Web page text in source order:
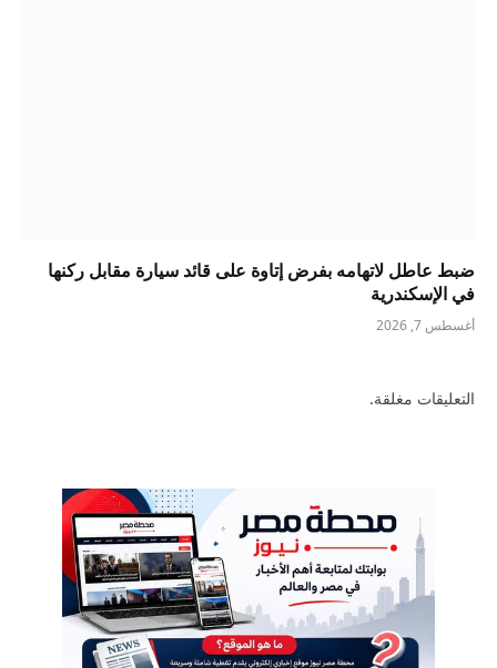
ضبط عاطل لاتهامه بفرض إتاوة على قائد سيارة مقابل ركنها
في الإسكندرية
أغسطس 7, 2026
التعليقات مغلقة.